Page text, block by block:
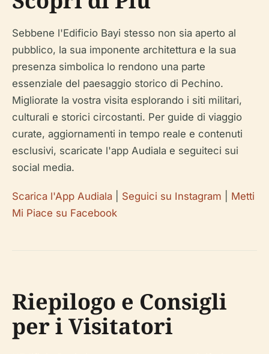
Sebbene l'Edificio Bayi stesso non sia aperto al
pubblico, la sua imponente architettura e la sua
presenza simbolica lo rendono una parte
essenziale del paesaggio storico di Pechino.
Migliorate la vostra visita esplorando i siti militari,
culturali e storici circostanti. Per guide di viaggio
curate, aggiornamenti in tempo reale e contenuti
esclusivi, scaricate l'app Audiala e seguiteci sui
social media.
Scarica l'App Audiala Seguici su Instagram
Metti
Mi Piace su Facebook
Riepilogo e Consigli
per i Visitatori